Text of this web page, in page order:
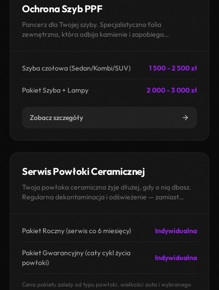
Ochrona Szyb PPF
Pancerz dla Twojej szyby. Specjalistyczna folia
zewnętrzna, która odbija kamienie i zapobiega
Szyba czołowa (Sedan/Kombi/SUV) 1 500 - 2 500 zł
Pakiet Szyba + Lampy 2 000 - 3 000 zł
Zobacz szczegóły
Serwis Powłoki Ceramicznej
Twoja powłoka ceramiczna żyje dłużej, gdy o nią dbasz.
Regularna dekontaminacja i odświeżenie — zamiast
Pakiet Roczny (serwis co 6 miesięcy) Indywidualna
Pakiet Gwarancyjny (cały cykl życia
powłoki)
Indywidualna
Cena pakietu zależy od typu powłoki, wielkości auta i wybranego